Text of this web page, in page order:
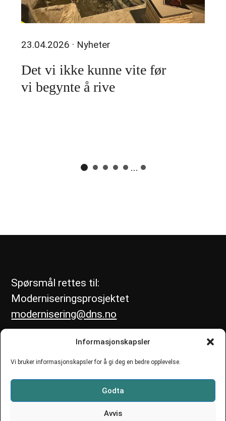
Informasjonskapsler
Vi bruker informasjonskapsler for å gi deg en bedre opplevelse.
Godta
Avvis
23.04.2026 · Nyheter
Det vi ikke kunne vite før
vi begynte å rive
...
Spørsmål rettes til:
Moderniseringsprosjektet
modernisering@dns.no